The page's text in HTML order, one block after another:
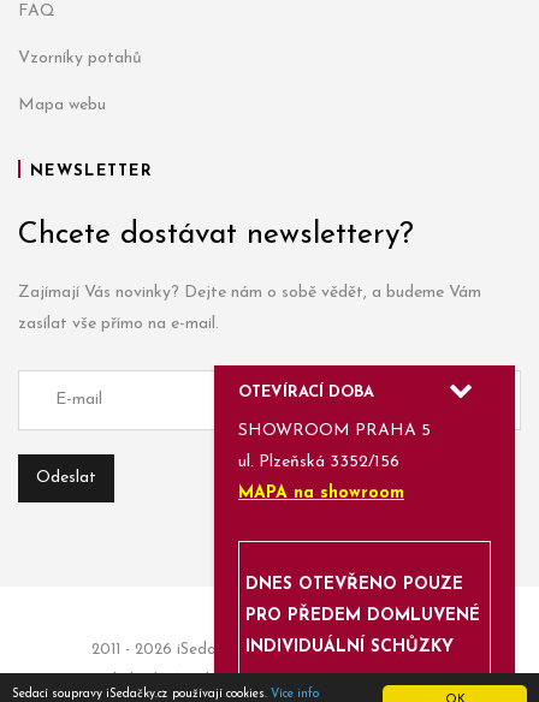
Sedací soupravy iSedačky.cz používají cookies. Více info
FAQ
Vzorníky potahů
Mapa webu
NEWSLETTER
Chcete dostávat newslettery?
Zajímají Vás novinky? Dejte nám o sobě vědět, a budeme Vám
zasílat vše přímo na e-mail.
2011 - 2026 iSedačky.cz | Informace a objednávky:
OTEVÍRACÍ DOBA
SHOWROOM PRAHA 5
ul. Plzeňská 3352/156
MAPA na showroom
DNES OTEVŘENO POUZE
PRO PŘEDEM DOMLUVENÉ
INDIVIDUÁLNÍ SCHŮZKY